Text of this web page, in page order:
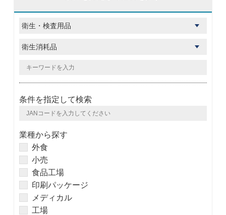
条件を指定して検索
業種から探す
外食
小売
食品工場
印刷パッケージ
メディカル
工場